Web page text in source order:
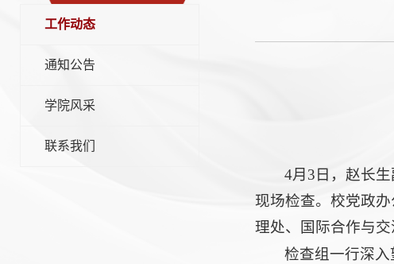
工作动态
通知公告
学院风采
联系我们
4月3日，赵长
现场检查。校党政
理处、国际合作与
检查组一行深